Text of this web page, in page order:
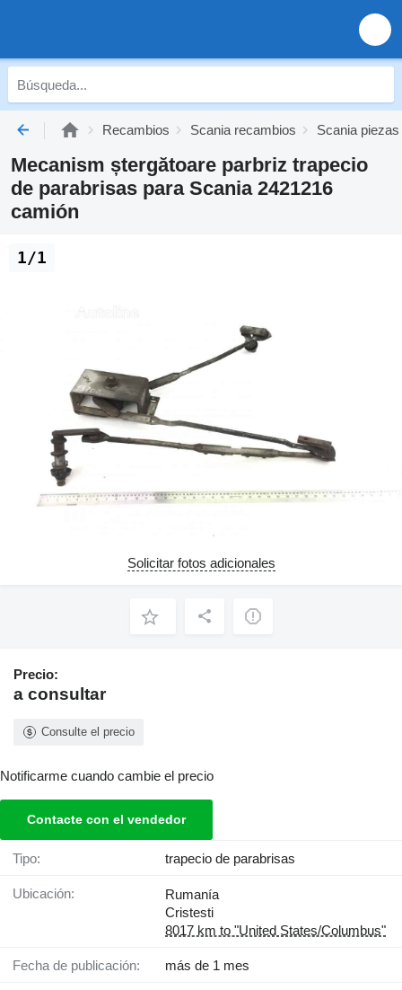
Recambios Scania recambios Scania
Mecanism ștergătoare parbriz trapecio
de parabrisas para Scania 2421216
camión
1/1
Solicitar fotos adicionales
Precio:
a consultar
Consulte el precio
Notificarme cuando cambie el precio
Contacte con el vendedor
Tipo: trapecio de parabrisas
Ubicación:
Rumanía
Cristesti
8017 km to "United States/Columbus"
Fecha de publicación: más de 1 mes